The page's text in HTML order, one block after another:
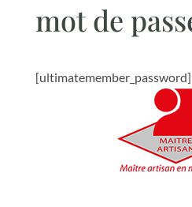
mot de
[ultimatemember_password]